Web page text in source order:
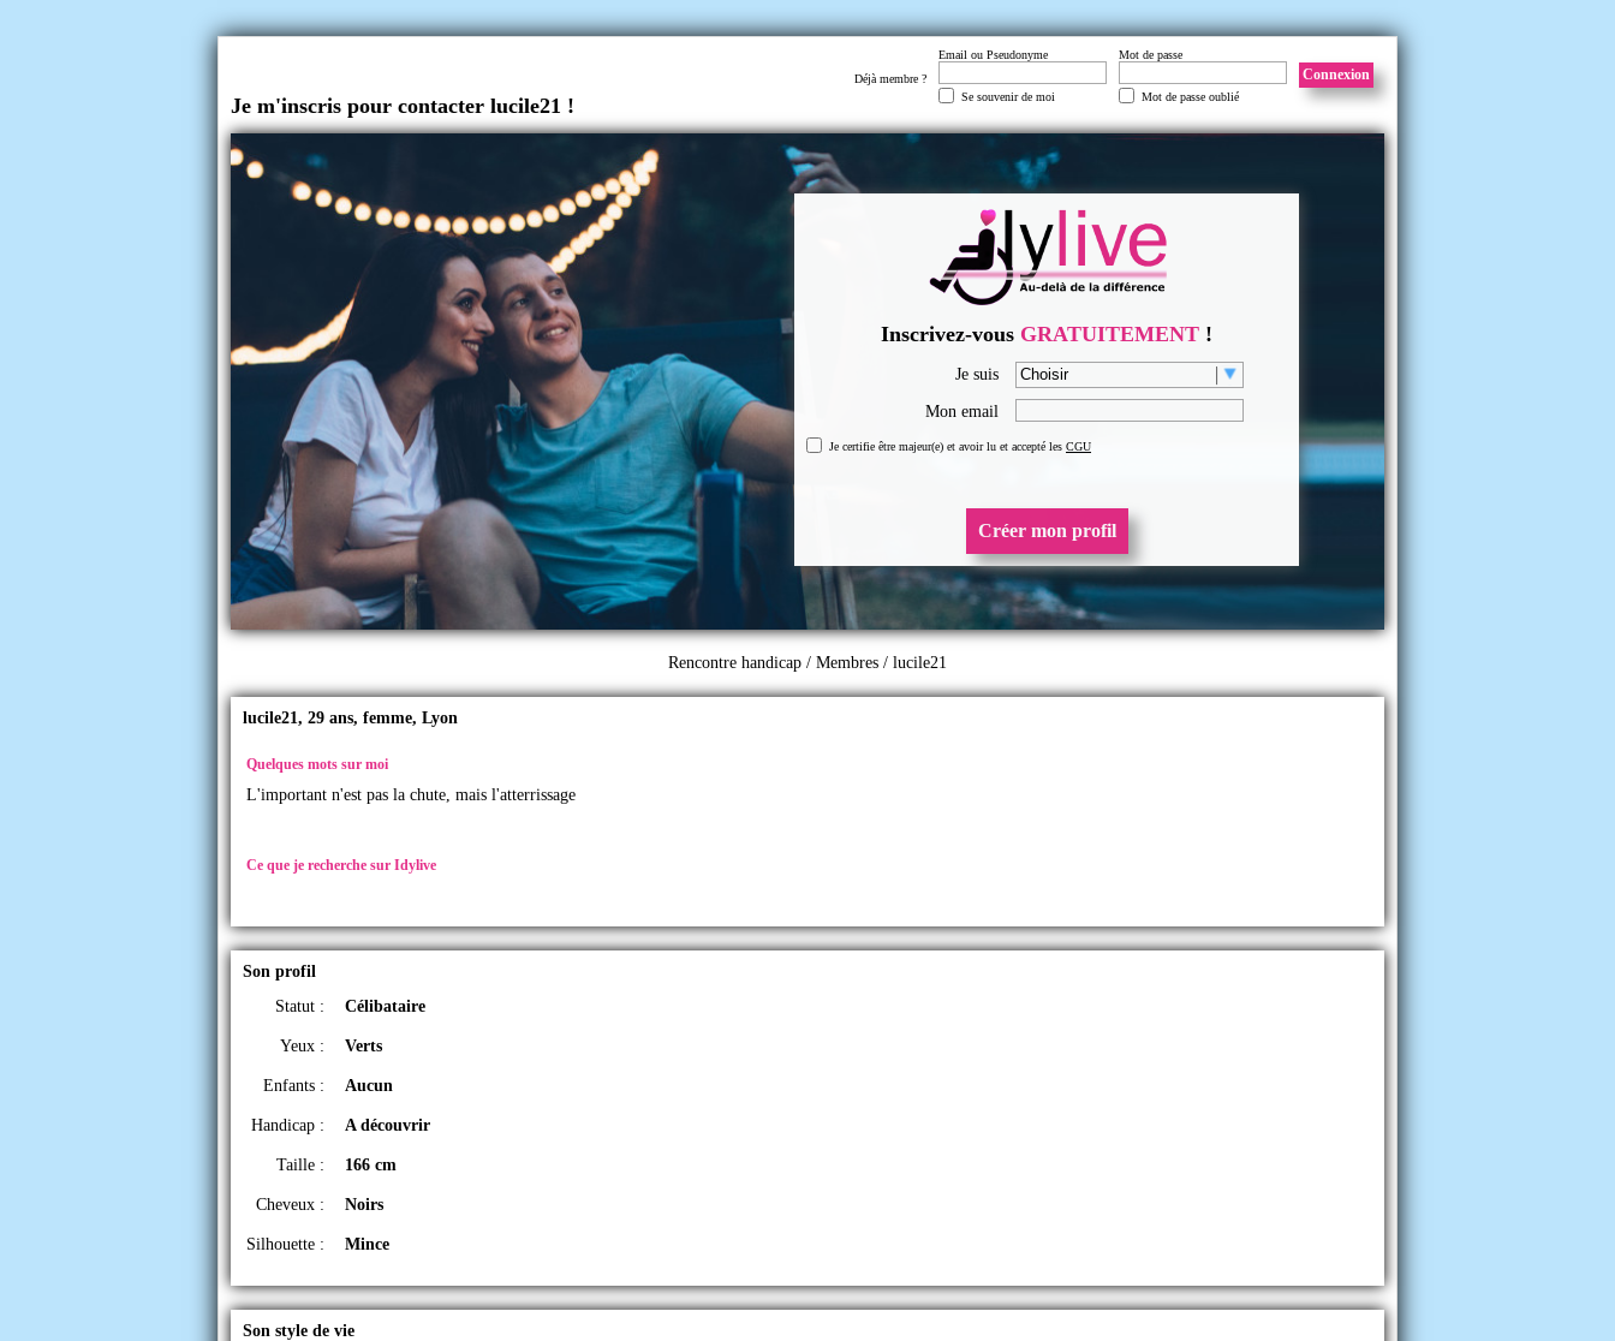
Je m'inscris pour contacter lucile21 !
Déjà membre ?
Email ou Pseudonyme
Se souvenir de moi
Mot de passe
Mot de passe oublié
Connexion
Inscrivez-vous GRATUITEMENT !
Je suis
Mon email
Je certifie être majeur(e) et avoir lu et accepté les CGU
Créer mon profil
Rencontre handicap / Membres / lucile21
lucile21, 29 ans, femme, Lyon
Quelques mots sur moi
L'important n'est pas la chute, mais l'atterrissage
Ce que je recherche sur Idylive
Son profil
Statut :
Célibataire
Yeux : Verts
Enfants : Aucun
Handicap : A découvrir
Taille : 166 cm
Cheveux : Noirs
Silhouette : Mince
Son style de vie